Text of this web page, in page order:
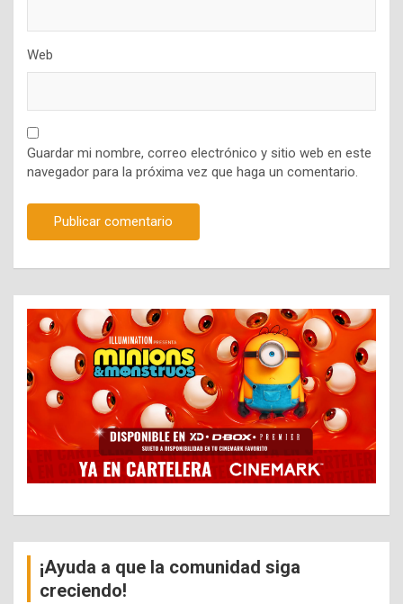
Web
Guardar mi nombre, correo electrónico y sitio web en este
navegador para la próxima vez que haga un comentario.
¡Ayuda a que la comunidad siga
creciendo!